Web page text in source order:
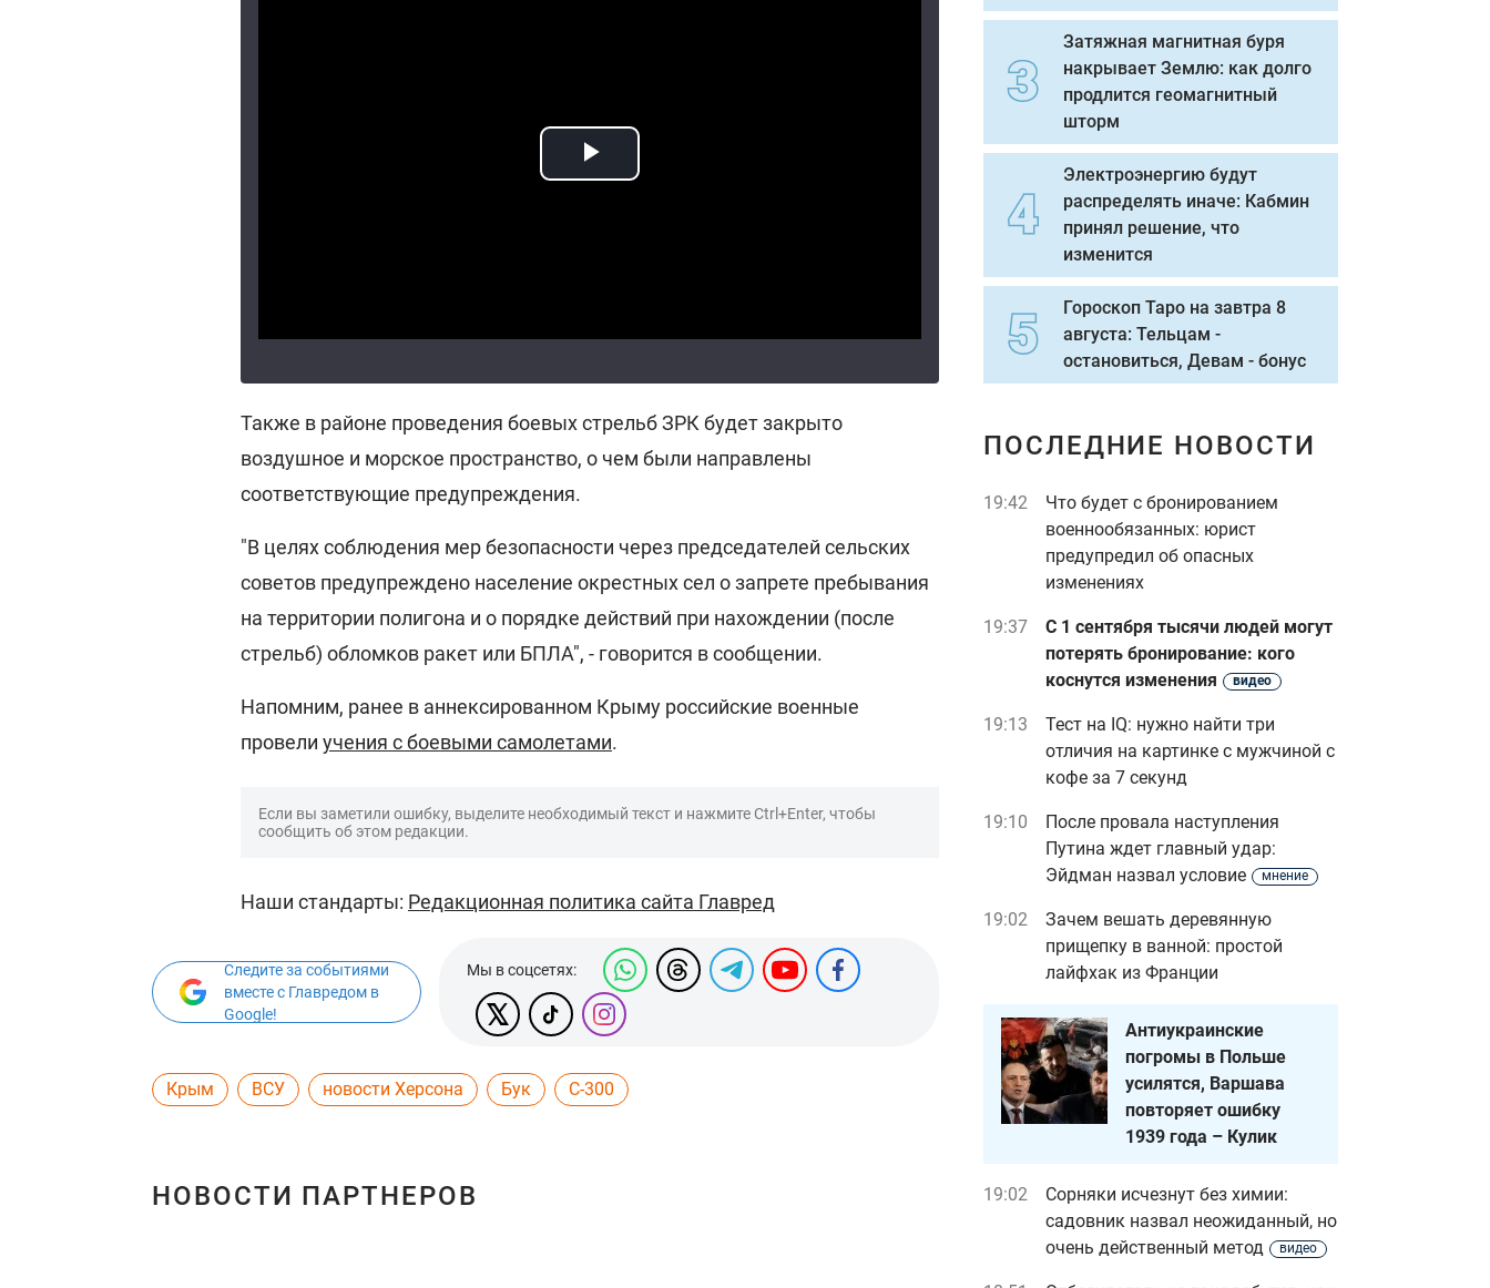
Также в районе проведения боевых стрельб ЗРК будет закрыто
воздушное и морское пространство, о чем были направлены
соответствующие предупреждения.
"В целях соблюдения мер безопасности через председателей сельских
советов предупреждено население окрестных сел о запрете пребывания
на территории полигона и о порядке действий при нахождении (после
стрельб) обломков ракет или БПЛА", - говорится в сообщении.
Напомним, ранее в аннексированном Крыму российские военные
провели учения с боевыми самолетами.
Если вы заметили ошибку, выделите необходимый текст и нажмите Ctrl+Enter, чтобы
сообщить об этом редакции.
Наши стандарты: Редакционная политика сайта Главред
Следите за событиями
вместе с Главредом в
Google!
Мы в соцсетях:
Крым ВСУ новости Херсона Бук С-300
НОВОСТИ ПАРТНЕРОВ
Затяжная магнитная буря
накрывает Землю: как долго
продлится геомагнитный
шторм
Электроэнергию будут
распределять иначе: Кабмин
принял решение, что
изменится
Гороскоп Таро на завтра 8
августа: Тельцам -
остановиться, Девам - бонус
ПОСЛЕДНИЕ НОВОСТИ
19:42
Что будет с бронированием
военнообязанных: юрист
предупредил об опасных
изменениях
19:37
С 1 сентября тысячи людей могут
потерять бронирование: кого
коснутся изменения
видео
19:13
Тест на IQ: нужно найти три
отличия на картинке с мужчиной с
кофе за 7 секунд
19:10
После провала наступления
Путина ждет главный удар:
Эйдман назвал условие
мнение
19:02
Зачем вешать деревянную
прищепку в ванной: простой
лайфхак из Франции
Антиукраинские
погромы в Польше
усилятся, Варшава
повторяет ошибку
1939 года – Кулик
19:02
Сорняки исчезнут без химии:
садовник назвал неожиданный, но
очень действенный метод
видео